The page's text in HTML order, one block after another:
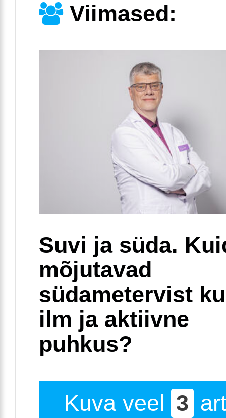
Viimased:
Suvi ja süda.
mõjutavad
südametervist
ilm ja aktiivne
puhkus?
Kuva veel 3